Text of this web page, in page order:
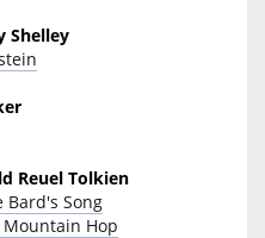
Shelley
Reuel Tolkien
Bard's Song
Hop